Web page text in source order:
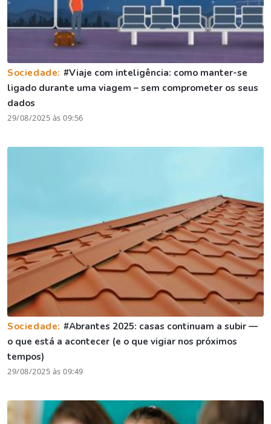
Sociedade: #Viaje com inteligência: como manter-se
ligado durante uma viagem – sem comprometer os seus
dados
29/08/2025 às 09:56
Sociedade: #Abrantes 2025: casas continuam a subir —
o que está a acontecer (e o que vigiar nos próximos
tempos)
29/08/2025 às 09:49